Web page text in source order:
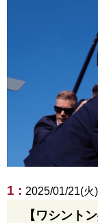
1 : 2025/01/21(火
【ワシントン